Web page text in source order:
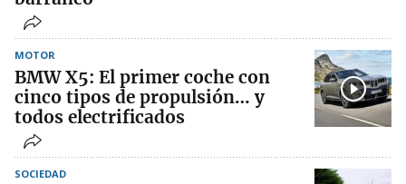
MOTOR
BMW X5: El primer coche con
cinco tipos de propulsión… y
todos electrificados
SOCIEDAD